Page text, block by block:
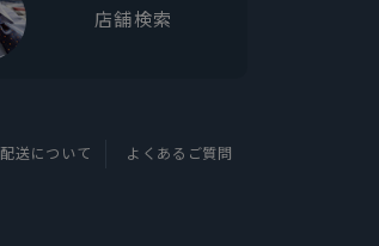
店舗検索
配送について よくあるご質問